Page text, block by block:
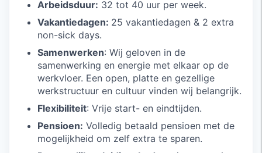
Arbeidsduur: 32 tot 40 uur per week.
Vakantiedagen: 25 vakantiedagen & 2 extra
non-sick days.
Samenwerken: Wij geloven in de
samenwerking en energie met elkaar op de
werkvloer. Een open, platte en gezellige
werkstructuur en cultuur vinden wij belangrijk.
Flexibiliteit: Vrije start- en eindtijden.
Pensioen: Volledig betaald pensioen met de
mogelijkheid om zelf extra te sparen.